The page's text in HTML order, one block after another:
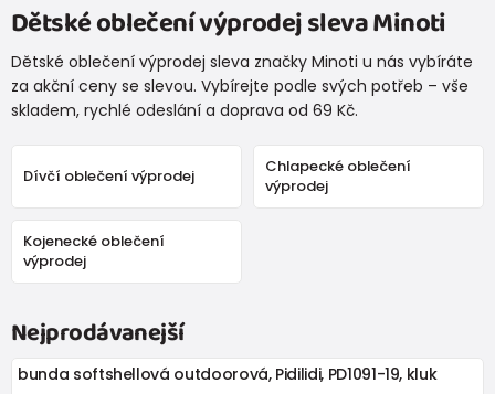
Dětské oblečení výprodej sleva Minoti
Dětské oblečení výprodej sleva značky Minoti u nás vybíráte
za akční ceny se slevou. Vybírejte podle svých potřeb – vše
skladem, rychlé odeslání a doprava od 69 Kč.
Dívčí oblečení výprodej
Chlapecké oblečení
výprodej
Kojenecké oblečení
výprodej
Nejprodávanejší
bunda softshellová outdoorová, Pidilidi, PD1091-19, kluk